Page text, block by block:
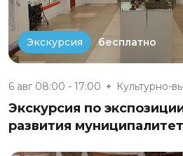
Экскурсия бесплатно
6 авг 08:00 - 17:00 Культурно-
Экскурсия по
развития